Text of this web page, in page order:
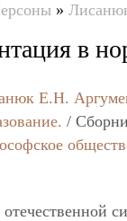
»
в
Е.Н.
/